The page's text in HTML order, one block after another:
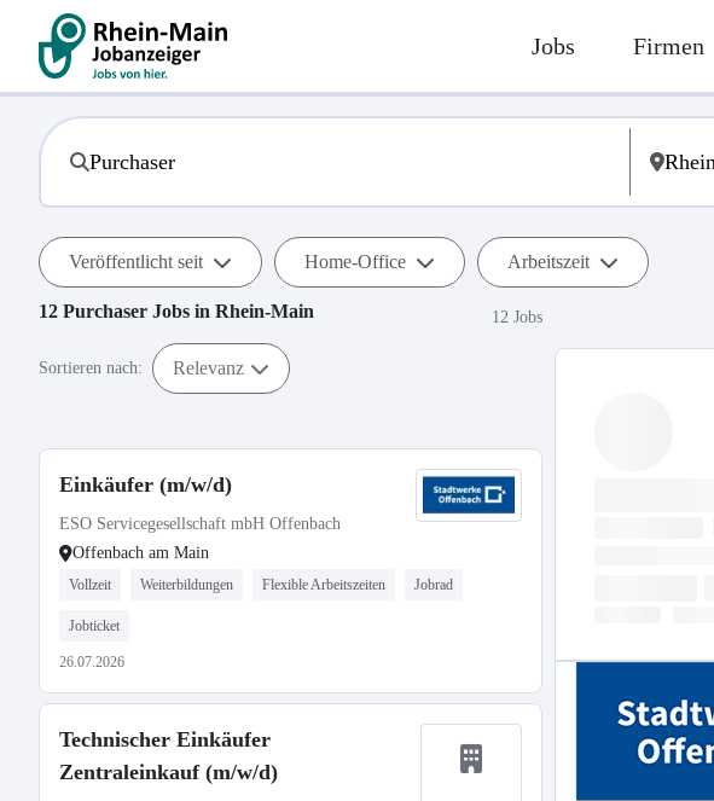
Jobs Firmen
Veröffentlicht seit Home-Office Arbeitszeit
12 Purchaser Jobs in Rhein-Main 12 Jobs
Sortieren nach: Relevanz
Einkäufer (m/w/d)
ESO Servicegesellschaft mbH Offenbach
Offenbach am Main
Vollzeit Weiterbildungen Flexible Arbeitszeiten Jobrad
Jobticket
26.07.2026
Technischer Einkäufer
Zentraleinkauf (m/w/d)